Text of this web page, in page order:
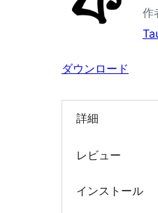
作
ダウンロード
詳細
レビュー
インストール